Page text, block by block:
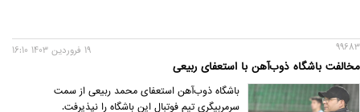
99683
مخالفت باشگاه ذوب‌آهن با استعفای ربیعی
19 فروردين 1403 16:10
باشگاه ذوب‌آهن استعفای محمد ربیعی از سمت
سرمربیگری تیم فوتبال این باشگاه را نپذیرفت.